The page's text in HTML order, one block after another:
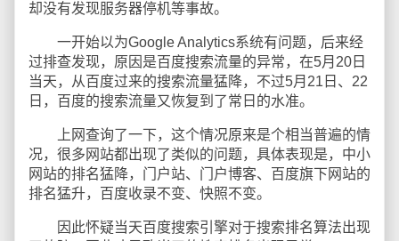
却没有发现服务器停机等事故。
一开始以为Google Analytics系统有问题，后来经
过排查发现，原因是百度搜索流量的异常，在5月20日
当天，从百度过来的搜索流量猛降，不过5月21日、22
日，百度的搜索流量又恢复到了常日的水准。
上网查询了一下，这个情况原来是个相当普遍的情
况，很多网站都出现了类似的问题，具体表现是，中小
网站的排名猛降，门户站、门户博客、百度旗下网站的
排名猛升，百度收录不变、快照不变。
因此怀疑当天百度搜索引擎对于搜索排名算法出现